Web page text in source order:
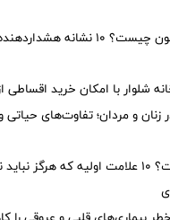
علائم اولیه پارکینسون چیست؟ ۱۰
شلوار با امکان خرید
زنان و مردان؛ تفاوت‌های حیاتی
نارسایی قلبی چیست؟ ۱۰ علامت اولیه که